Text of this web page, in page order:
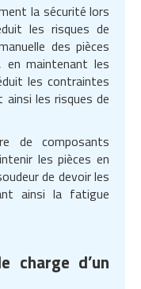
la sécurité lors
les risques de
des pièces
en maintenant les
les contraintes
ainsi les risques de
de composants
les pièces en
de devoir les
ainsi la fatigue
charge d’un